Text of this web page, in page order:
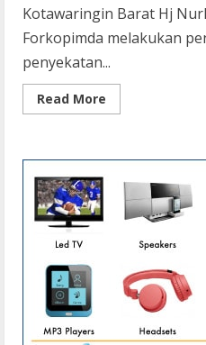
Kotawaringin Barat Hj
Forkopimda melakukan
penyekatan...
Read More
more
Bupati
Cek
Empat
Lokasi
Pos
Penyekatan